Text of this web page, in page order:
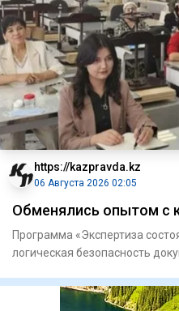
https://kazpravda.kz
06 Августа 2026 02:05
Обменялись опытом с
Программа «Экспертиза
логическая безопасность